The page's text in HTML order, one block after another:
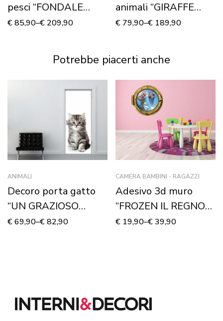
pesci “FONDALE
MARINO”
€85,90–€ 209,90
animali “GIRAFFE
NELLA SAVANA” –
€ 79,90–€ 189,90
Potrebbe piacerti anche
ANIMALI
Decoro porta gatto
“UN GRAZIOSO
GATTINO”
€69,90–€82,90
CAMERA BAMBINI - RAGAZZI
Adesivo 3d muro
“FROZEN IL REGNO
DI GHIACCIO” –
€ 19,90–€39,90